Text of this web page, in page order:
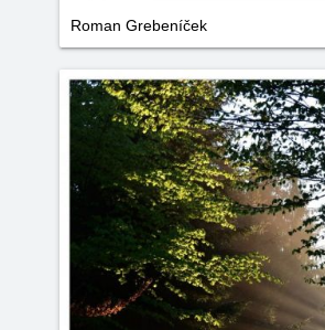
Roman Grebeníček